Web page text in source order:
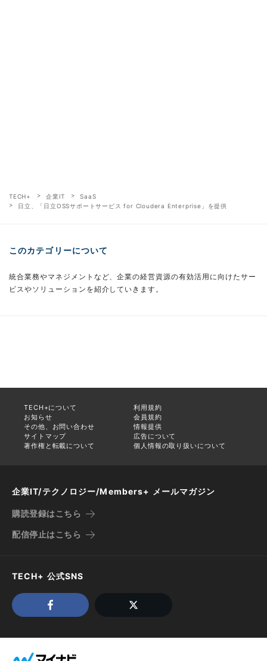
TECH+ 企業IT
SaaS
日立、「日立OSSサポートサービス for Cloudera Enterprise」を提供
このカテゴリーについて
統合業務やマネジメントなど、企業の経営資源の有効活用に向けたサー
ビスやソリューションを紹介していきます。
TECH+について
利用規約
お知らせ
会員規約
その他、お問い合わせ
情報提供
サイトマップ
広告について
著作権と転載について
個人情報の取り扱いについて
企業IT/テクノロジー/Members+ メールマガジン
購読登録はこちら
配信停止はこちら
TECH+ 公式SNS